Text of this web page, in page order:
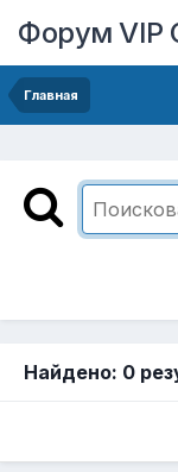
Форум VIP
Главная
Найдено: 0